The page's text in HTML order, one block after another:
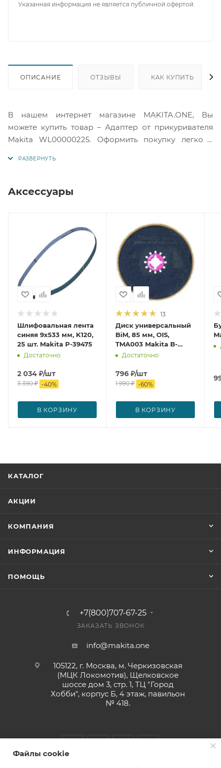
Указанная информация не является публичной офертой.
ОПИСАНИЕ ОТЗЫВЫ КАК КУПИТЬ
В нашем интернет магазине MAKITA.ONE, Вы
можете купить товар – Адаптер от прикуривателя
Makita WL00000225. Оформить покупку легко с
или в службе технической поддержки Макита по
Аксессуары
Шлифовальная лента
синяя 9х533 мм, K120,
25 шт. Makita P-39475
Достаточно
2 034 ₽/шт
3 390₽ -40%
В КОРЗИНУ
13
Диск универсальный
BiM, 85 мм, OIS,
TMA003 Makita B-
21294
Достаточно
796 ₽/шт
1 990₽ -60%
В КОРЗИНУ
КАТАЛОГ
АКЦИИ
КОМПАНИЯ
ИНФОРМАЦИЯ
ПОМОЩЬ
+7(800)707-67-25
ЗАКАЗАТЬ ЗВОНОК
info@makita.one
105122, г. Москва, м. Черкизовская
(МЦК Локомотив), Щелковское
шоссе дом 3, стр. 1, ТЦ "Город
Хобби", корпус Б, 4 этаж, павильон
№ 418.
Файлы cookie